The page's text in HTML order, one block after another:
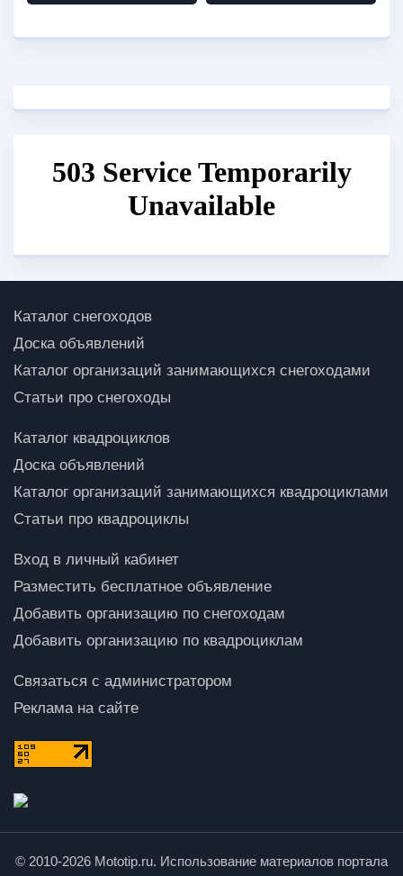
Каталог снегоходов
Доска объявлений
Каталог организаций занимающихся снегоходами
Статьи про снегоходы
Каталог квадроциклов
Доска объявлений
Каталог организаций занимающихся квадроциклами
Статьи про квадроциклы
Вход в личный кабинет
Разместить бесплатное объявление
Добавить организацию по снегоходам
Добавить организацию по квадроциклам
Связаться с администратором
Реклама на сайте
© 2010-2026 Mototip.ru. Использование материалов портала